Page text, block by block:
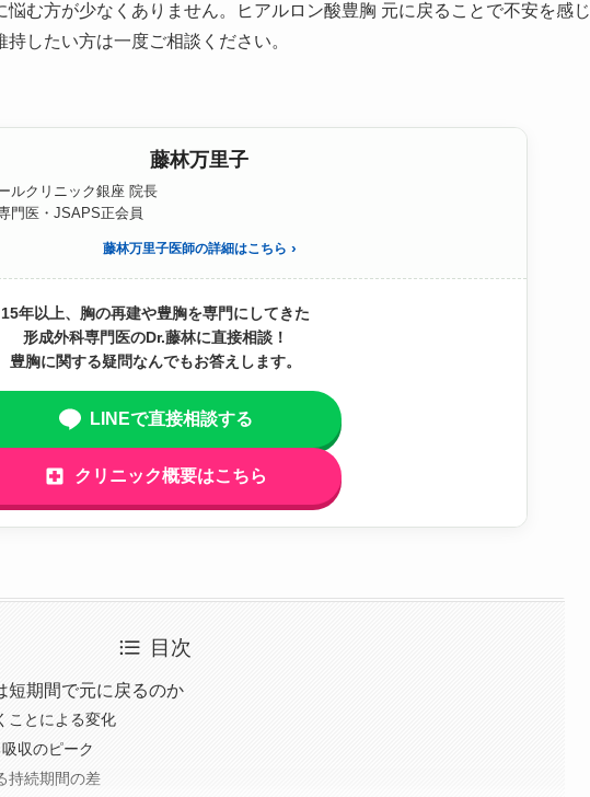
む方が少なくありません。ヒアルロン酸豊胸 元に戻ることで不安を感じ
したい方は一度ご相談ください。
藤林万里子
ルクリニック銀座 院長
門医・JSAPS正会員
藤林万里子医師の詳細はこちら
15年以上、胸の再建や豊胸を専門にしてきた
形成外科専門医のDr.藤林に直接相談！
豊胸に関する疑問なんでもお答えします。
LINEで直接相談する
クリニック概要はこちら
目次
短期間で元に戻るのか
ことによる変化
収のピーク
持続期間の差